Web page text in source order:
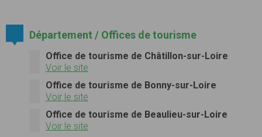
Département / Offices de tourisme
Office de tourisme de Châtillon-sur-Loire
Voir le site
Office de tourisme de Bonny-sur-Loire
Voir le site
Office de tourisme de Beaulieu-sur-Loire
Voir le site